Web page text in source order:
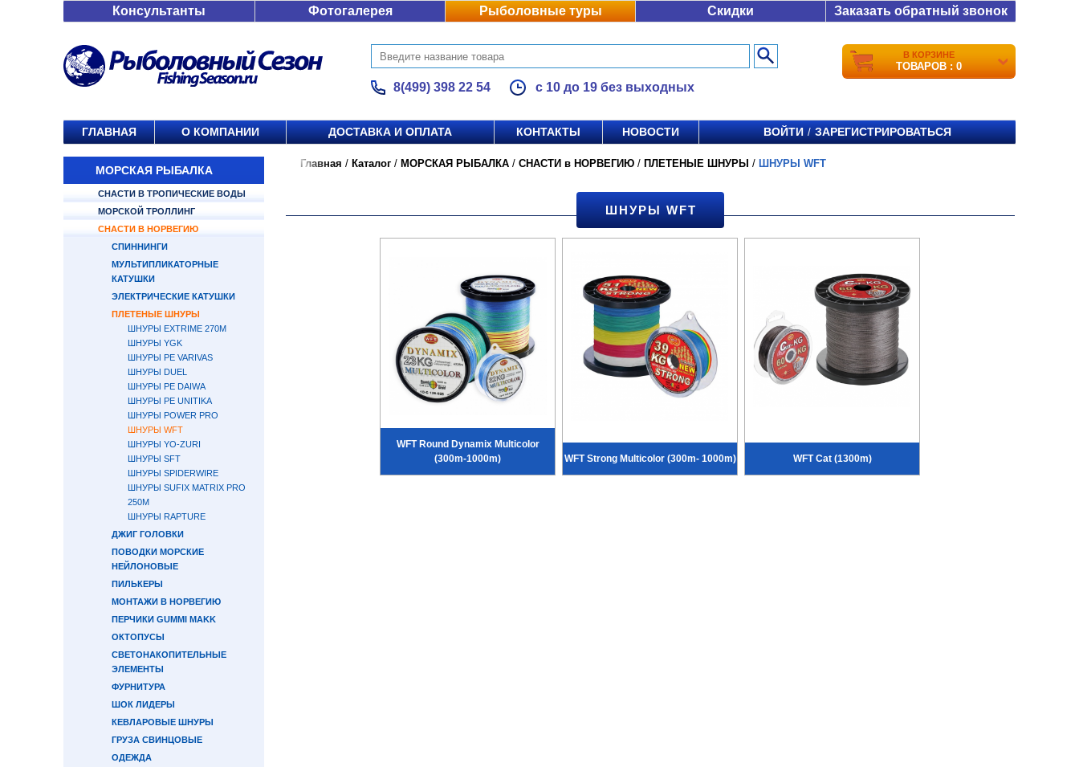
Консультанты Фотогалерея Рыболовные туры Скидки Заказать обратный звонок
8(499) 398 22 54 с 10 до 19 без выходных
В КОРЗИНЕ
ТОВАРОВ : 0
ГЛАВНАЯ О КОМПАНИИ ДОСТАВКА И ОПЛАТА КОНТАКТЫ НОВОСТИ ВОЙТИ / ЗАРЕГИСТРИРОВАТЬСЯ
МОРСКАЯ РЫБАЛКА
СНАСТИ В ТРОПИЧЕСКИЕ ВОДЫ
МОРСКОЙ ТРОЛЛИНГ
СНАСТИ В НОРВЕГИЮ
СПИННИНГИ
МУЛЬТИПЛИКАТОРНЫЕ
КАТУШКИ
ЭЛЕКТРИЧЕСКИЕ КАТУШКИ
ПЛЕТЕНЫЕ ШНУРЫ
ШНУРЫ EXTRIME 270М
ШНУРЫ YGK
ШНУРЫ PE VARIVAS
ШНУРЫ DUEL
ШНУРЫ PE DAIWA
ШНУРЫ PE UNITIKA
ШНУРЫ POWER PRO
ШНУРЫ WFT
ШНУРЫ YO-ZURI
ШНУРЫ SFT
ШНУРЫ SPIDERWIRE
ШНУРЫ SUFIX MATRIX PRO
250M
ШНУРЫ RAPTURE
ДЖИГ ГОЛОВКИ
ПОВОДКИ МОРСКИЕ
НЕЙЛОНОВЫЕ
ПИЛЬКЕРЫ
МОНТАЖИ В НОРВЕГИЮ
ПЕРЧИКИ GUMMI MAKK
ОКТОПУСЫ
СВЕТОНАКОПИТЕЛЬНЫЕ
ЭЛЕМЕНТЫ
ФУРНИТУРА
ШОК ЛИДЕРЫ
КЕВЛАРОВЫЕ ШНУРЫ
ГРУЗА СВИНЦОВЫЕ
ОДЕЖДА
Главная / Каталог / МОРСКАЯ РЫБАЛКА / СНАСТИ в НОРВЕГИЮ / ПЛЕТЕНЫЕ ШНУРЫ / ШНУРЫ WFT
ШНУРЫ WFT
WFT Round Dynamix Multicolor
(300m-1000m)
WFT Strong Multicolor (300m- 1000m) WFT Cat (1300m)